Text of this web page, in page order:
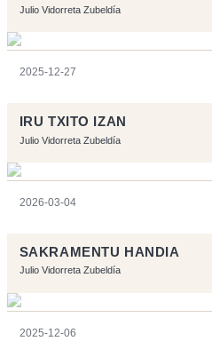
Julio Vidorreta Zubeldía
2025-12-27
IRU TXITO IZAN
Julio Vidorreta Zubeldía
2026-03-04
SAKRAMENTU HANDIA
Julio Vidorreta Zubeldía
2025-12-06